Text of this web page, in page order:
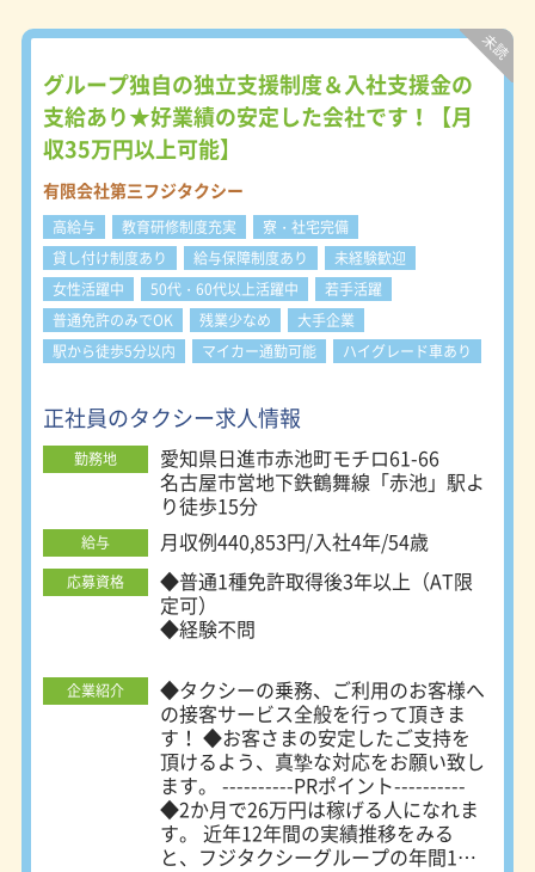
を迎えることでしたが、フジタクシー
グループでは会社経営に携わる役職者
への昇進チャンスがあるのです。なん
と入社1年で課長になった方も！ 将来
性があって安定した就業のため、意欲
をもって生き生きと仕事をしていただ
ーがあります。 現在女性乗務員も活
躍中！更衣室・ロッカーはきちんと男
女別となっています。 女性乗務員に
限らず、それぞれのライフスタイルに
合った働き方を選択出来るので、無理
なく、効率よく勤務出来ますよ。
グループ独自の独立支援制度＆入社支援金の
支給あり★好業績の安定した会社です！【月
収35万円以上可能】
有限会社第三フジタクシー
高給与 教育研修制度充実
寮・社宅完備
貸し付け制度あり
給与保障制度あり
未経験歓迎
女性活躍中
50代・60代以上活躍中
若手活躍
普通免許のみでOK
残業少なめ
大手企業
駅から徒歩5分以内
マイカー通勤可能 ハイグレード車あり
正社員のタクシー求人情報
勤務地
愛知県日進市赤池町モチロ61-66
名古屋市営地下鉄鶴舞線「赤池」駅よ
り徒歩15分
給与 月収例440,853円/入社4年/54歳
応募資格
◆普通1種免許取得後3年以上（AT限
定可）
◆経験不問
企業紹介
◆タクシーの乗務、ご利用のお客様へ
の接客サービス全般を行って頂きま
す！ ◆お客さまの安定したご支持を
頂けるよう、真摯な対応をお願い致し
ます。 ----------PRポイント----------
◆2か月で26万円は稼げる人になれま
す。 近年12年間の実績推移をみる
と、フジタクシーグループの年間1台